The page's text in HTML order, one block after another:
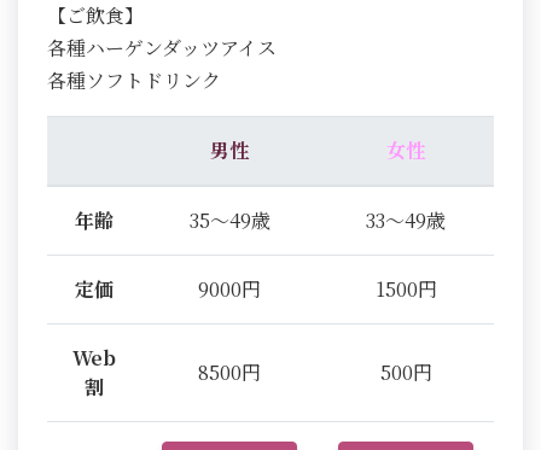
【ご飲食】
各種ハーゲンダッツアイス
各種ソフトドリンク
男性 女性
年齢 35～49歳 33～49歳
定価 9000円 1500円
Web
割
8500円 500円